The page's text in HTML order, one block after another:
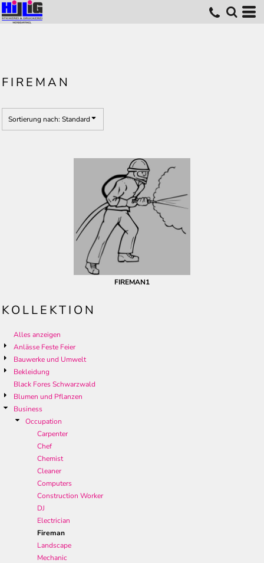
FIREMAN
Sortierung nach: Standard
FIREMAN1
KOLLEKTION
Alles anzeigen
Anlässe Feste Feier
Bauwerke und Umwelt
Bekleidung
Black Fores Schwarzwald
Blumen und Pflanzen
Business
Occupation
Carpenter
Chef
Chemist
Cleaner
Computers
Construction Worker
DJ
Electrician
Fireman
Landscape
Mechanic
Standard